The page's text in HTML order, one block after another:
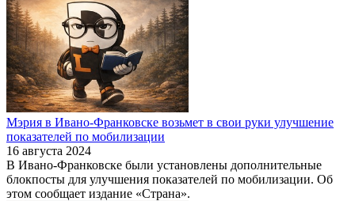
Мэрия в Ивано-Франковске возьмет в свои руки улучшение
показателей по мобилизации
16 августа 2024
В Ивано-Франковске были установлены дополнительные
блокпосты для улучшения показателей по мобилизации. Об
этом сообщает издание «Страна».